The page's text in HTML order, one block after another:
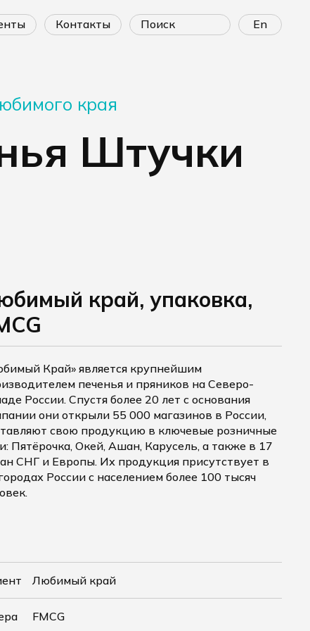
контакты En
края
Штучки
край, упаковка,
Край» является крупнейшим
печенья и пряников на Северо-
России. Спустя более 20 лет с основания
они открыли 55 000 магазинов в России,
свою продукцию в ключевые розничные
Пятёрочка, Окей, Ашан, Карусель, а также в 17
СНГ и Европы. Их продукция присутствует в
России с населением более 100 тысяч
Любимый край
FMCG